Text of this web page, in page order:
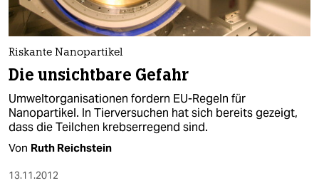
Riskante Nanopartikel
Die unsichtbare Gefahr
Umweltorganisationen fordern EU-Regeln für
Nanopartikel. In Tierversuchen hat sich bereits gezeigt,
dass die Teilchen krebserregend sind.
Von Ruth Reichstein
13.11.2012